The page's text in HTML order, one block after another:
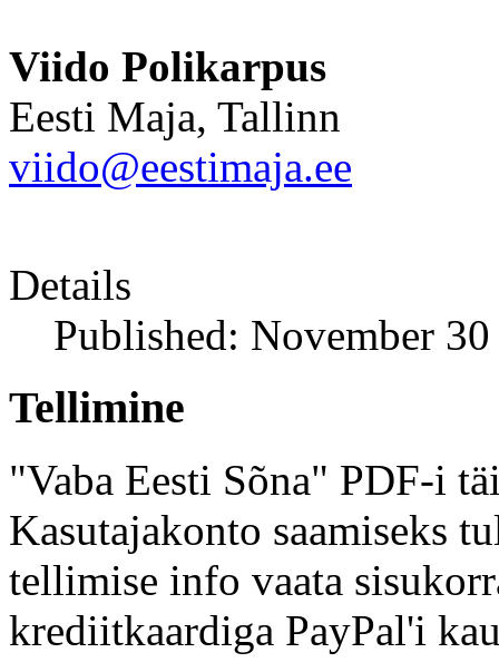
Viido Polikarpus
Eesti Maja, Tallinn
viido@eestimaja.ee
Details
Published: November
Tellimine
"Vaba Eesti Sõna" PDF-i
Kasutajakonto saamiseks
tellimise info vaata
krediitkaardiga PayPal'i